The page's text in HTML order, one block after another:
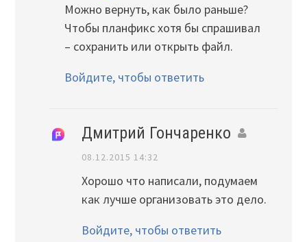
Можно вернуть, как было раньше?
Чтобы планфикс хотя бы спрашивал
– сохранить или открыть файл.
Войдите, чтобы ответить
Дмитрий Гончаренко
08.12.2015 14:32
Хорошо что написали, подумаем
как лучше организовать это дело.
Войдите, чтобы ответить